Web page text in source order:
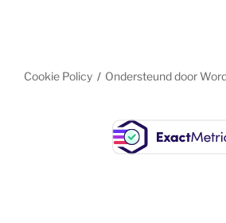
Cookie Policy Ondersteund door